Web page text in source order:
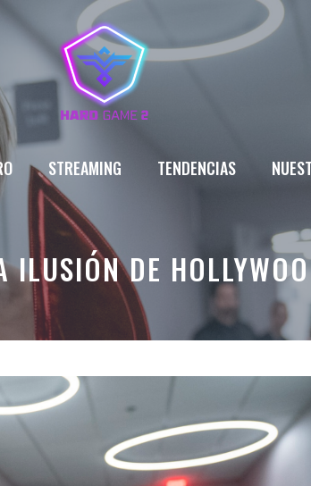
STREAMING TENDENCIAS
ILUSIÓN DE